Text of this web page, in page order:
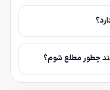
چطور مطلع شوم؟